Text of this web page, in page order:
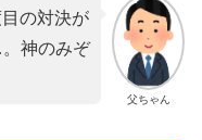
父ちゃん
の対決が
神のみぞ